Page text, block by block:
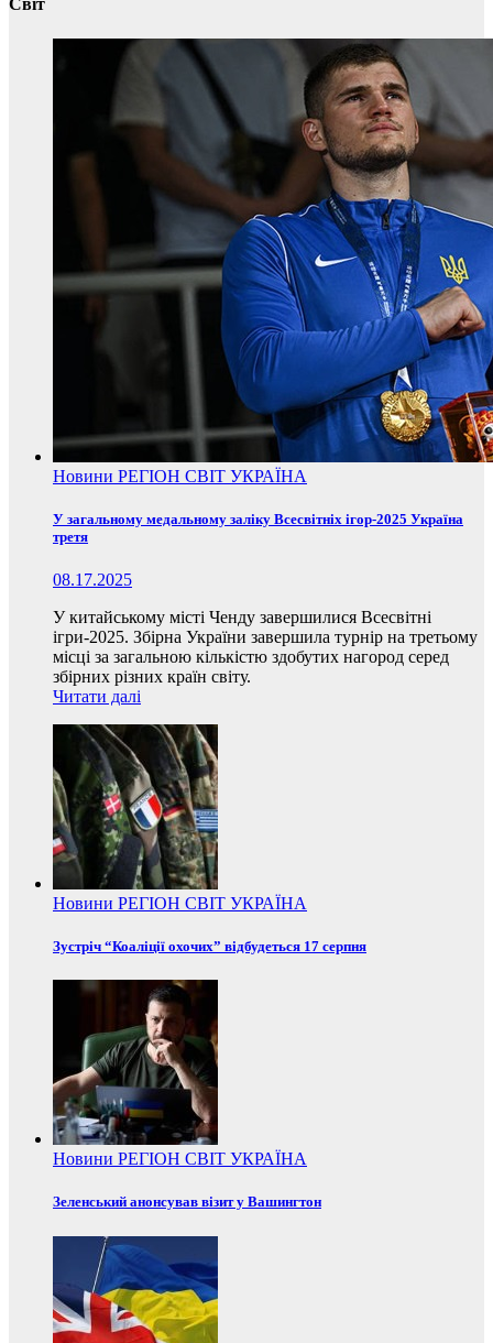
Світ
Новини РЕГІОН СВІТ УКРАЇНА
У загальному медальному заліку Всесвітніх ігор-2025 Україна
третя
08.17.2025
У китайському місті Ченду завершилися Всесвітні
ігри-2025. Збірна України завершила турнір на третьому
місці за загальною кількістю здобутих нагород серед
збірних різних країн світу.
Читати далі
Новини РЕГІОН СВІТ УКРАЇНА
Зустріч “Коаліції охочих” відбудеться 17 серпня
Новини РЕГІОН СВІТ УКРАЇНА
Зеленський анонсував візит у Вашингтон